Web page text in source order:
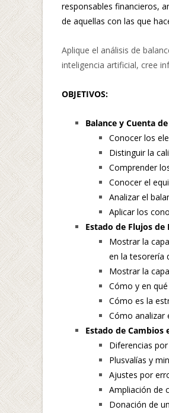
responsables financieros,
de aquellas con las que
Aplique el análisis de
inteligencia artificial, cree
OBJETIVOS:
Balance y Cuenta
Conocer los
Distinguir la
Comprender
Conocer el
Analizar el
Aplicar los
Estado de Flujos de
Mostrar la
en la tesorería
Mostrar la
Cómo y en
Cómo es la
Cómo analizar
Estado de
Diferencias
Plusvalías y
Ajustes por
Ampliación de
Donación de